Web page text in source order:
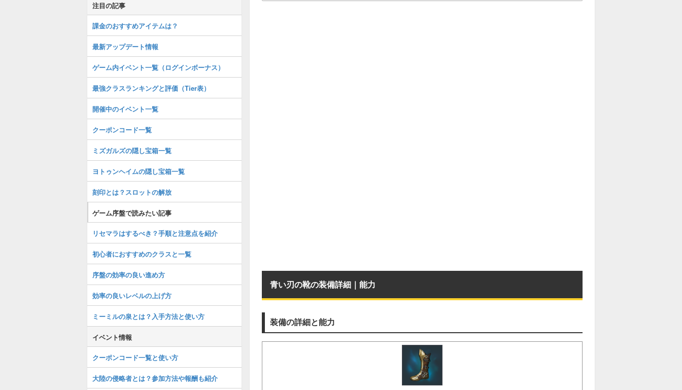
青い刃の靴の装備詳細｜能力
装備の詳細と能力
注目の記事
課金のおすすめアイテムは？
最新アップデート情報
ゲーム内イベント一覧（ログインボーナス）
最強クラスランキングと評価（Tier表）
開催中のイベント一覧
クーポンコード一覧
ミズガルズの隠し宝箱一覧
ヨトゥンヘイムの隠し宝箱一覧
刻印とは？スロットの解放
ゲーム序盤で読みたい記事
リセマラはするべき？手順と注意点を紹介
初心者におすすめのクラスと一覧
序盤の効率の良い進め方
効率の良いレベルの上げ方
ミーミルの泉とは？入手方法と使い方
イベント情報
クーポンコード一覧と使い方
大陸の侵略者とは？参加方法や報酬も紹介